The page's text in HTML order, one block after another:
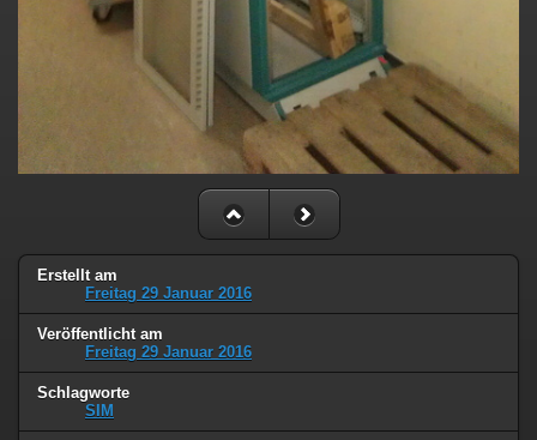
Erstellt am
Freitag 29 Januar 2016
Veröffentlicht am
Freitag 29 Januar 2016
Schlagworte
SIM